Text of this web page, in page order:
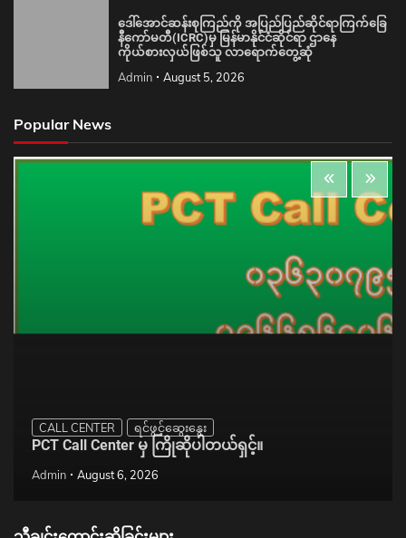
ဒေါ်အောင်ဆန်းစုကြည်ကို အပြည်ပြည်ဆိုင်ရာကြက်ခြေ
နီကော်မတီ(ICRC)မှ မြန်မာနိုင်ငံဆိုင်ရာ ဌာနေ
ကိုယ်စားလှယ်ဖြစ်သူ လာရောက်တွေ့ဆုံ
Admin August 5, 2026
Popular News
CALL CENTER ရင်ဖွင့်ဆွေးနွေး
PCT Call Center မှ ကြိုဆိုပါတယ်ရှင့်။
Admin August 6, 2026